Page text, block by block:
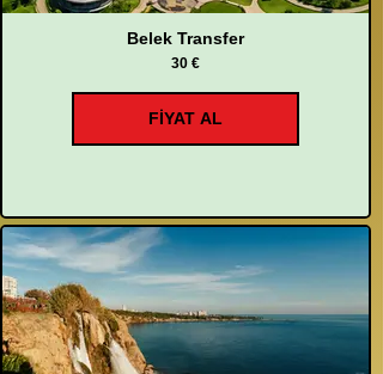
Belek Transfer
30 €
FİYAT AL